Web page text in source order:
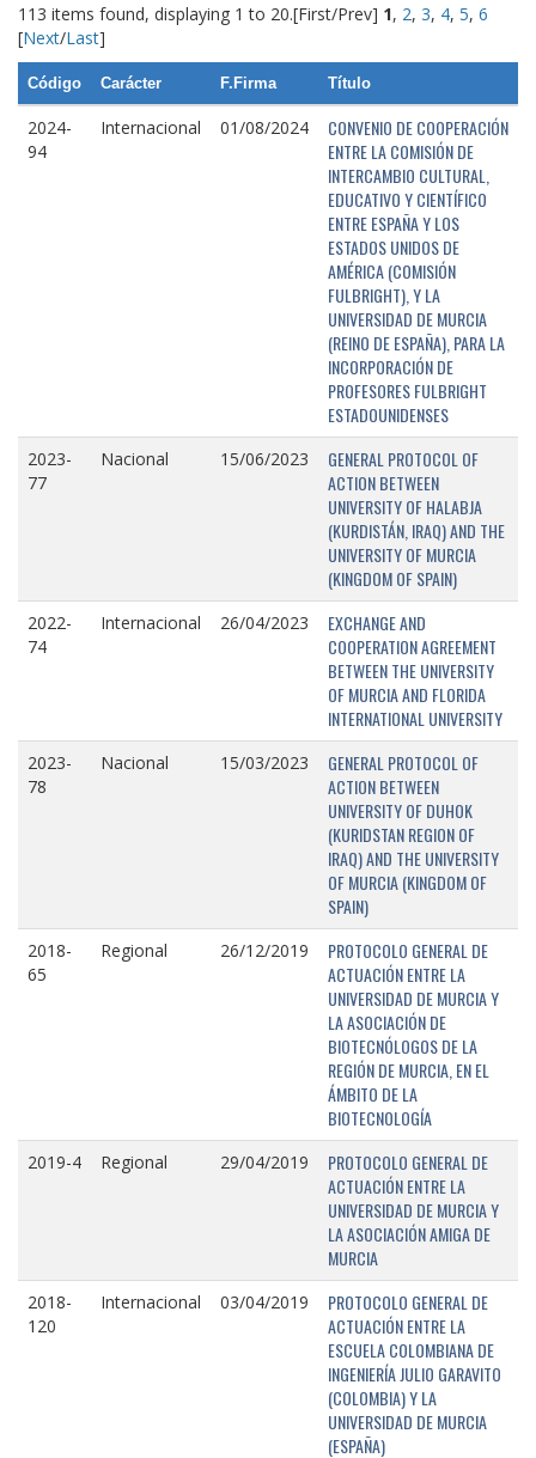
113 items found, displaying 1 to 20.[First/Prev] 1, 2, 3, 4, 5, 6
[Next/Last]
Código Carácter F.Firma Título
2024-
94
Internacional 01/08/2024
CONVENIO DE COOPERACIÓN
ENTRE LA COMISIÓN DE
INTERCAMBIO CULTURAL,
EDUCATIVO Y CIENTÍFICO
ENTRE ESPAÑA Y LOS
ESTADOS UNIDOS DE
AMÉRICA (COMISIÓN
FULBRIGHT), Y LA
UNIVERSIDAD DE MURCIA
(REINO DE ESPAÑA), PARA LA
INCORPORACIÓN DE
PROFESORES FULBRIGHT
ESTADOUNIDENSES
2023-
77
Nacional 15/06/2023
GENERAL PROTOCOL OF
ACTION BETWEEN
UNIVERSITY OF HALABJA
(KURDISTÁN, IRAQ) AND THE
UNIVERSITY OF MURCIA
(KINGDOM OF SPAIN)
2022-
74
Internacional 26/04/2023
EXCHANGE AND
COOPERATION AGREEMENT
BETWEEN THE UNIVERSITY
OF MURCIA AND FLORIDA
INTERNATIONAL UNIVERSITY
2023-
78
Nacional 15/03/2023
GENERAL PROTOCOL OF
ACTION BETWEEN
UNIVERSITY OF DUHOK
(KURIDSTAN REGION OF
IRAQ) AND THE UNIVERSITY
OF MURCIA (KINGDOM OF
SPAIN)
2018-
65
Regional 26/12/2019
PROTOCOLO GENERAL DE
ACTUACIÓN ENTRE LA
UNIVERSIDAD DE MURCIA Y
LA ASOCIACIÓN DE
BIOTECNÓLOGOS DE LA
REGIÓN DE MURCIA, EN EL
ÁMBITO DE LA
BIOTECNOLOGÍA
2019-4 Regional 29/04/2019
PROTOCOLO GENERAL DE
ACTUACIÓN ENTRE LA
UNIVERSIDAD DE MURCIA Y
LA ASOCIACIÓN AMIGA DE
MURCIA
2018-
120
Internacional 03/04/2019
PROTOCOLO GENERAL DE
ACTUACIÓN ENTRE LA
ESCUELA COLOMBIANA DE
INGENIERÍA JULIO GARAVITO
(COLOMBIA) Y LA
UNIVERSIDAD DE MURCIA
(ESPAÑA)